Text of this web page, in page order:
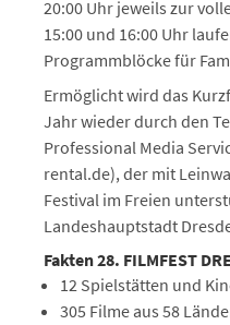
20:00 Uhr jeweils zur
15:00 und 16:00 Uhr
Programmblöcke für
Ermöglicht wird das
Jahr wieder durch den
Professional Media
rental.de), der mit
Festival im Freien
Landeshauptstadt
Fakten 28. FILMFEST
12 Spielstätten und
305 Filme aus 58